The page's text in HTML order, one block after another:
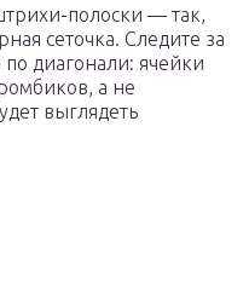
полоски — так,
сеточка. Следите за
диагонали: ячейки
а не
выглядеть